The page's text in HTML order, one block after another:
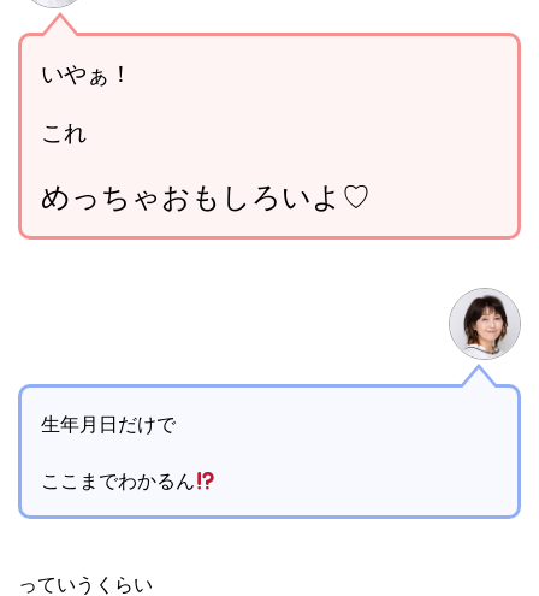
いやぁ！
これ
めっちゃおもしろいよ♡
生年月日だけで
ここまでわかるん
っていうくらい